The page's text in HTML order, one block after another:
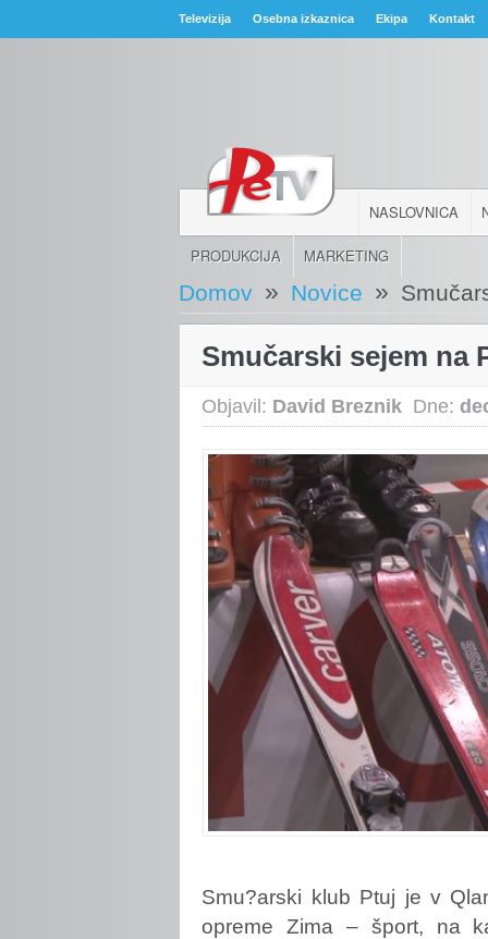
Televizija Osebna izkaznica Ekipa Kontakt
NASLOVNICA
PRODUKCIJA MARKETING
Domov » Novice »
Smučarski sejem na
Objavil: David Breznik Dne:
Smu?arski klub Ptuj je v
opreme Zima – šport, na